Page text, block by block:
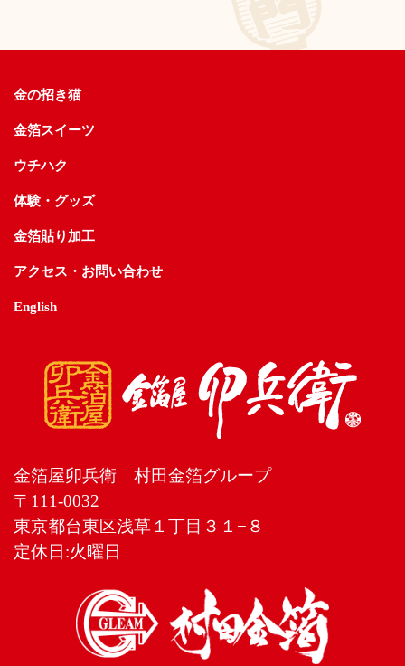
金の招き猫
金箔スイーツ
ウチハク
体験・グッズ
金箔貼り加工
アクセス・お問い合わせ
English
金箔屋卯兵衛 村田金箔グループ
〒111-0032
東京都台東区浅草１丁目３１−８
定休日:火曜日